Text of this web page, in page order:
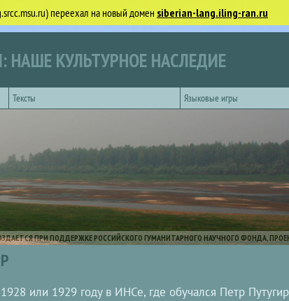
переехал на новый домен siberian-lang.iling-ran.ru
КУЛЬТУРНОЕ НАСЛЕДИЕ
Тексты Языковые игры
ПРИ ПОДДЕРЖКЕ РОССИЙСКОГО ГУМАНИТАРНОГО НАУЧНОГО ФОНДА,
или 1929 году в ИНСе, где обучался Петр